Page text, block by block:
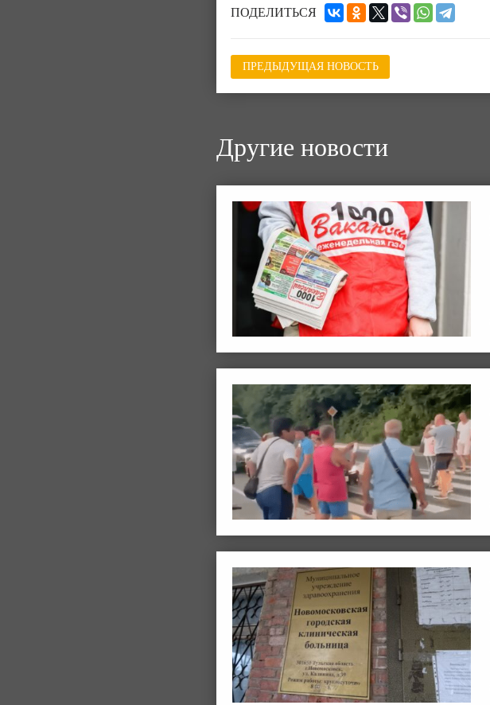
ПОДЕЛИТЬСЯ
ПРЕДЫДУЩАЯ НОВОСТЬ
Другие новости